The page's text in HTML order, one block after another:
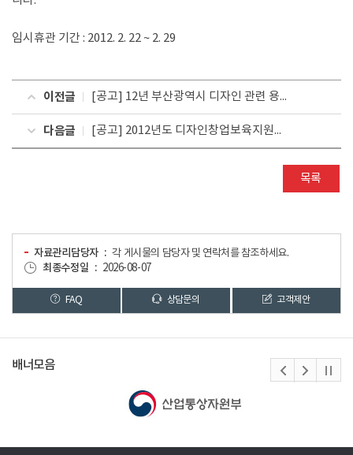
임시휴관 기간 : 2012. 2. 22 ~ 2. 29
이전글 [공고] 12년 부산광역시 디자인 관련 용역 예산 정보 게시
다음글 [공고] 2012년도 디자인창업보육지원사업 모집 공고
목록
자료관리담당자
각 게시물의 담당자 및 연락처를 참조하세요.
최종수정일
2026-08-07
FAQ 상담문의 고객제안
배너모음